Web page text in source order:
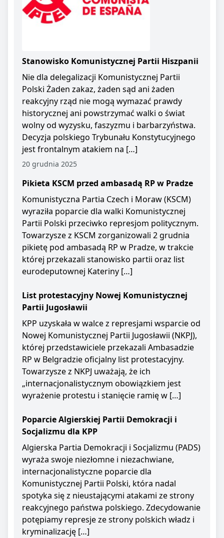
Stanowisko Komunistycznej Partii Hiszpanii
Nie dla delegalizacji Komunistycznej Partii
Polski Żaden zakaz, żaden sąd ani żaden
reakcyjny rząd nie mogą wymazać prawdy
historycznej ani powstrzymać walki o świat
wolny od wyzysku, faszyzmu i barbarzyństwa.
Decyzja polskiego Trybunału Konstytucyjnego
jest frontalnym atakiem na […]
20 grudnia 2025
Pikieta KSCM przed ambasadą RP w Pradze
Komunistyczna Partia Czech i Moraw (KSCM)
wyraziła poparcie dla walki Komunistycznej
Partii Polski przeciwko represjom politycznym.
Towarzysze z KSCM zorganizowali 2 grudnia
pikietę pod ambasadą RP w Pradze, w trakcie
której przekazali stanowisko partii oraz list
eurodeputownej Kateriny […]
List protestacyjny Nowej Komunistycznej
Partii Jugosławii
KPP uzyskała w walce z represjami wsparcie od
Nowej Komunistycznej Partii Jugosławii (NKPJ),
której przedstawiciele przekazali Ambasadzie
RP w Belgradzie oficjalny list protestacyjny.
Towarzysze z NKPJ uważają, że ich
„internacjonalistycznym obowiązkiem jest
wyrażenie protestu i stanięcie ramię w […]
Poparcie Algierskiej Partii Demokracji i
Socjalizmu dla KPP
Algierska Partia Demokracji i Socjalizmu (PADS)
wyraża swoje niezłomne i niezachwiane,
internacjonalistyczne poparcie dla
Komunistycznej Partii Polski, która nadal
spotyka się z nieustającymi atakami ze strony
reakcyjnego państwa polskiego. Zdecydowanie
potępiamy represje ze strony polskich władz i
kryminalizację […]